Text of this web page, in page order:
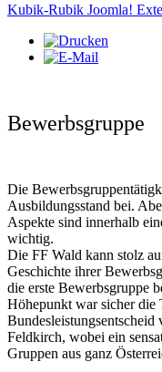
Kubik-Rubik Joomla!
Bewerbsgruppe
Die
Ausbildungsstand bei.
Aspekte sind innerhalb
wichtig.
Die FF Wald kann stolz
Geschichte ihrer
die erste
Höhepunkt war sicher die
Feldkirch, wobei ein
Gruppen aus ganz